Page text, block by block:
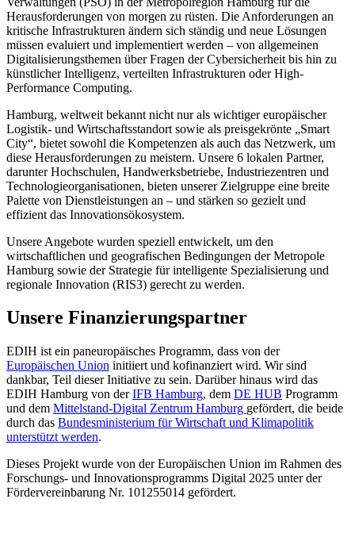
Herausforderungen von morgen zu rüsten. Die Anforderungen an
kritische Infrastrukturen ändern sich ständig und neue Lösungen
müssen evaluiert und implementiert werden – von allgemeinen
Digitalisierungsthemen über Fragen der Cybersicherheit bis hin zu
künstlicher Intelligenz, verteilten Infrastrukturen oder High-
Performance Computing.
Hamburg, weltweit bekannt nicht nur als wichtiger europäischer
Logistik- und Wirtschaftsstandort sowie als preisgekrönte „Smart
City“, bietet sowohl die Kompetenzen als auch das Netzwerk, um
diese Herausforderungen zu meistern. Unsere 6 lokalen Partner,
darunter Hochschulen, Handwerksbetriebe, Industriezentren und
Technologieorganisationen, bieten unserer Zielgruppe eine breite
Palette von Dienstleistungen an – und stärken so gezielt und
effizient das Innovationsökosystem.
Unsere Angebote wurden speziell entwickelt, um den
wirtschaftlichen und geografischen Bedingungen der Metropole
Hamburg sowie der Strategie für intelligente Spezialisierung und
regionale Innovation (RIS3) gerecht zu werden.
Unsere Finanzierungspartner
EDIH ist ein paneuropäisches Programm, dass von der
Europäischen Union initiiert und kofinanziert wird. Wir sind
dankbar, Teil dieser Initiative zu sein. Darüber hinaus wird das
EDIH Hamburg von derIFB Hamburg, dem DE HUB Programm
und dem Mittelstand-Digital Zentrum Hamburg gefördert, die beide
durch das Bundesministerium für Wirtschaft und Klimapolitik
unterstützt werden.
Dieses Projekt wurde von der Europäischen Union im Rahmen des
Forschungs- und Innovationsprogramms Digital 2025 unter der
Fördervereinbarung Nr. 101255014 gefördert.